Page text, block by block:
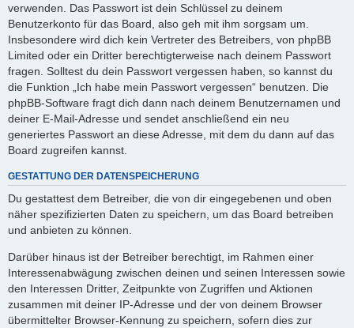
verwenden. Das Passwort ist dein Schlüssel zu deinem
Benutzerkonto für das Board, also geh mit ihm sorgsam um.
Insbesondere wird dich kein Vertreter des Betreibers, von phpBB
Limited oder ein Dritter berechtigterweise nach deinem Passwort
fragen. Solltest du dein Passwort vergessen haben, so kannst du
die Funktion „Ich habe mein Passwort vergessen“ benutzen. Die
phpBB-Software fragt dich dann nach deinem Benutzernamen und
deiner E-Mail-Adresse und sendet anschließend ein neu
generiertes Passwort an diese Adresse, mit dem du dann auf das
Board zugreifen kannst.
GESTATTUNG DER DATENSPEICHERUNG
Du gestattest dem Betreiber, die von dir eingegebenen und oben
näher spezifizierten Daten zu speichern, um das Board betreiben
und anbieten zu können.
Darüber hinaus ist der Betreiber berechtigt, im Rahmen einer
Interessenabwägung zwischen deinen und seinen Interessen sowie
den Interessen Dritter, Zeitpunkte von Zugriffen und Aktionen
zusammen mit deiner IP-Adresse und der von deinem Browser
übermittelter Browser-Kennung zu speichern, sofern dies zur